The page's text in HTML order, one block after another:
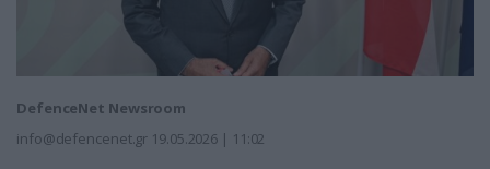
DefenceNet Newsroom
info@defencenet.gr 19.05.2026 | 11:02